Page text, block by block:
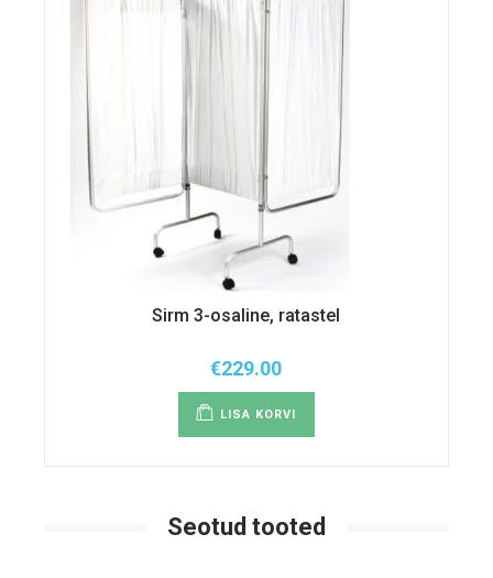
Sirm 3-osaline, ratastel
€229.00
LISA KORVI
Seotud tooted